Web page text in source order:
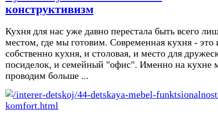
конструктивизм
Кухня для нас уже давно перестала быть всего
местом, где мы готовим. Современная кухня - это
собственно кухня, и столовая, и место для
посиделок, и семейный "офис". Именно на кухне
проводим больше ...